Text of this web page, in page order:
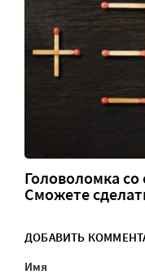
Головоломка со
Сможете
ДОБАВИТЬ
Имя